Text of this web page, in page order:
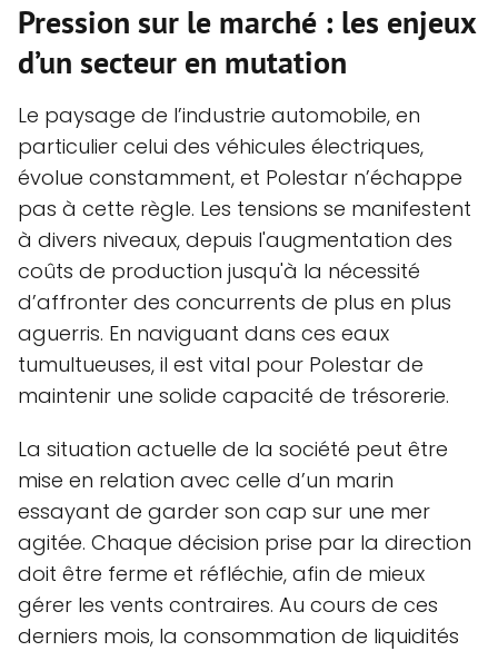
Pression sur le marché : les enjeux
d’un secteur en mutation
Le paysage de l’industrie automobile, en
particulier celui des véhicules électriques,
évolue constamment, et Polestar n’échappe
pas à cette règle. Les tensions se manifestent
à divers niveaux, depuis l'augmentation des
coûts de production jusqu'à la nécessité
d’affronter des concurrents de plus en plus
aguerris. En naviguant dans ces eaux
tumultueuses, il est vital pour Polestar de
maintenir une solide capacité de trésorerie.
La situation actuelle de la société peut être
mise en relation avec celle d’un marin
essayant de garder son cap sur une mer
agitée. Chaque décision prise par la direction
doit être ferme et réfléchie, afin de mieux
gérer les vents contraires. Au cours de ces
derniers mois, la consommation de liquidités